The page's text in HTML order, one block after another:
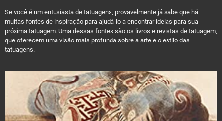
Se você é um entusiasta de tatuagens, provavelmente já sabe que há
muitas fontes de inspiração para ajudá-lo a encontrar ideias para sua
próxima tatuagem. Uma dessas fontes são os livros e revistas de tatuagem,
que oferecem uma visão mais profunda sobre a arte e o estilo das
tatuagens.